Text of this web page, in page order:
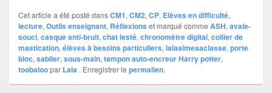
Cet article a été posté dansCM1, CM2, CP, Elèves en difficulté,
lecture, Outils enseignant, Réflexions et marqué comme ASH, avale-
souci, casque anti-bruit, chat lesté, chronomètre digital, collier de
mastication, élèves à besoins particuliers, lalaaimesaclasse, porte
bloc, sablier, sous-main, tampon auto-encreur Harry potter,
toobaloopar Lala . Enregistrer le permalien.